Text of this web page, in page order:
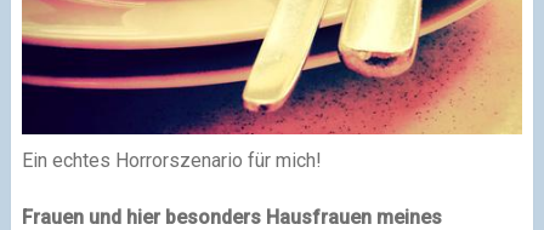
Ein echtes Horrorszenario für mich!
Frauen und hier besonders Hausfrauen meines